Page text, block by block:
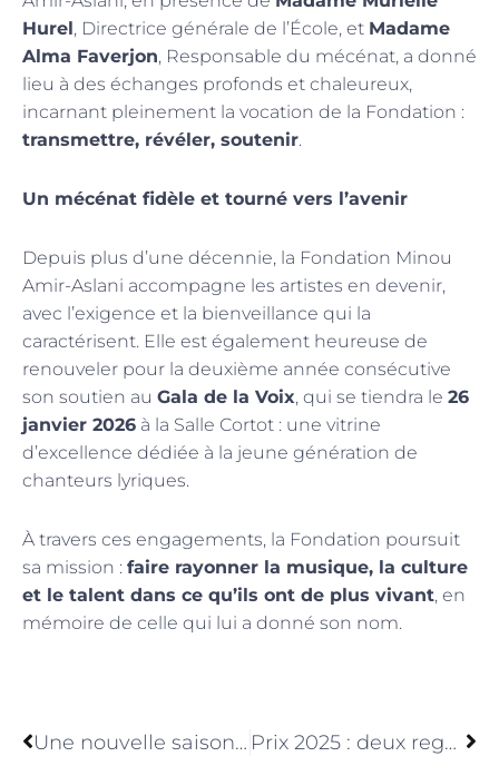
Hurel, Directrice générale de l’École, et Madame
Alma Faverjon, Responsable du mécénat, a donné
lieu à des échanges profonds et chaleureux,
incarnant pleinement la vocation de la Fondation :
transmettre, révéler, soutenir.
Un mécénat fidèle et tourné vers l’avenir
Depuis plus d’une décennie, la Fondation Minou
Amir-Aslani accompagne les artistes en devenir,
avec l’exigence et la bienveillance qui la
caractérisent. Elle est également heureuse de
renouveler pour la deuxième année consécutive
son soutien au Gala de la Voix, qui se tiendra le 26
janvier 2026 à la Salle Cortot : une vitrine
d’excellence dédiée à la jeune génération de
chanteurs lyriques.
À travers ces engagements, la Fondation poursuit
sa mission : faire rayonner la musique, la culture
et le talent dans ce qu’ils ont de plus vivant, en
mémoire de celle qui lui a donné son nom.
Une nouvelle saison de transmission, de mémoire et d’engagement Prix 2025 : deux regards éclairants sur notre monde